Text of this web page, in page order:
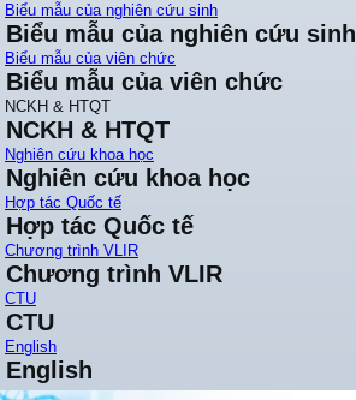
Biểu mẫu của nghiên cứu sinh
Biểu mẫu của nghiên cứu sinh
Biểu mẫu của viên chức
Biểu mẫu của viên chức
NCKH & HTQT
NCKH & HTQT
Nghiên cứu khoa học
Nghiên cứu khoa học
Hợp tác Quốc tế
Hợp tác Quốc tế
Chương trình VLIR
Chương trình VLIR
CTU
CTU
English
English